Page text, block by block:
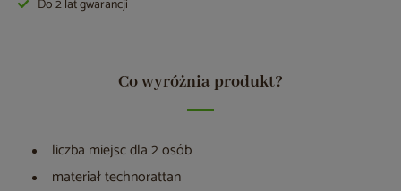
Do 2 lat gwarancji
Co wyróżnia produkt?
liczba miejsc dla 2 osób
materiał technorattan